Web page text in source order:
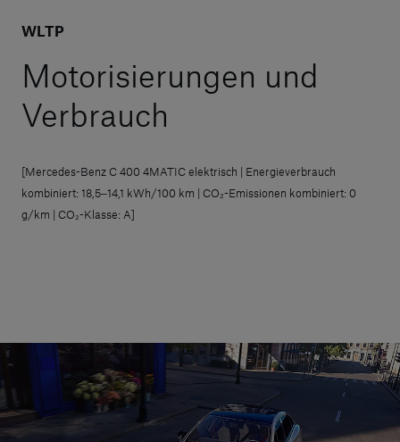
WLTP
Motorisierungen und
Verbrauch
[Mercedes-Benz C 400 4MATIC elektrisch | Energieverbrauch
kombiniert: 18,5‒14,1 kWh/100 km | CO₂-Emissionen kombiniert: 0
g/km | CO₂-Klasse: A]